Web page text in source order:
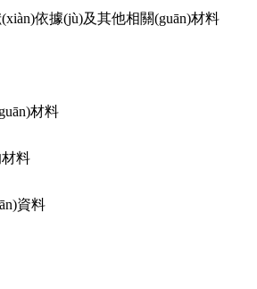
依據(jù)及其他相關(guān)材料
材料
料
資料